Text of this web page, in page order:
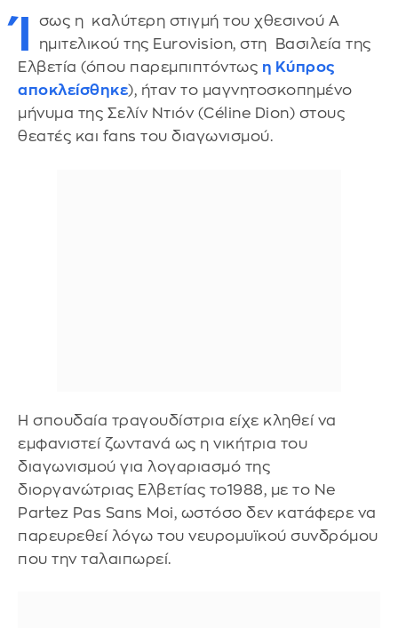
σως η καλύτερη στιγμή του χθεσινού Α
ημιτελικού της Eurovision, στη Βασιλεία της
Ελβετία (όπου παρεμπιπτόντως η Κύπρος
αποκλείσθηκε), ήταν το μαγνητοσκοπημένο
μήνυμα της Σελίν Ντιόν (Céline Dion) στους
θεατές και fans του διαγωνισμού.
Η σπουδαία τραγουδίστρια είχε κληθεί να
εμφανιστεί ζωντανά ως η νικήτρια του
διαγωνισμού για λογαριασμό της
διοργανώτριας Ελβετίας το1988, με το Ne
Partez Pas Sans Moi, ωστόσο δεν κατάφερε να
παρευρεθεί λόγω του νευρομυϊκού συνδρόμου
που την ταλαιπωρεί.